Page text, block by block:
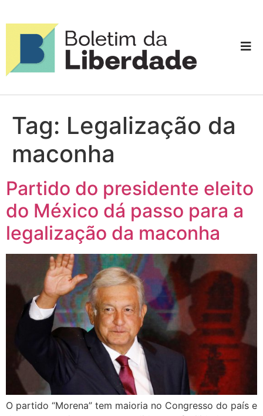
Tag: Legalização da
maconha
Partido do presidente eleito
do México dá passo para a
legalização da maconha
O partido “Morena” tem maioria no Congresso do país e